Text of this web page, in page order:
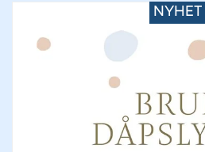
NYHET